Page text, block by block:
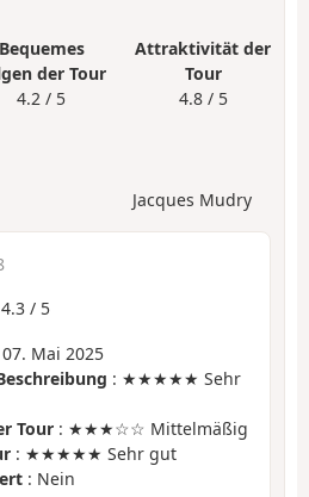
Bequemes
der Tour
4.2 / 5
Attraktivität der
Tour
4.8 / 5
Jacques Mudry
4.3 / 5
07. Mai 2025
: ★★★★★ Sehr
Tour : ★★★☆☆ Mittelmäßig
: ★★★★★ Sehr gut
: Nein